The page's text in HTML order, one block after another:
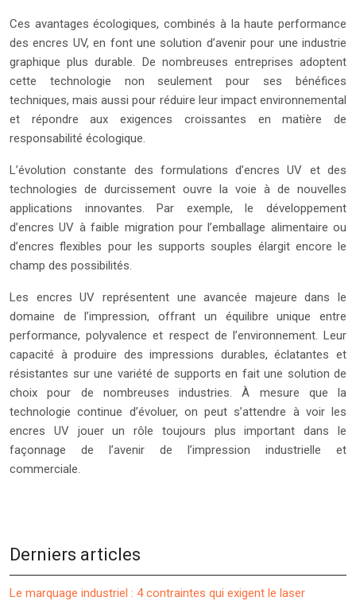
Ces avantages écologiques, combinés à la haute performance
des encres UV, en font une solution d’avenir pour une industrie
graphique plus durable. De nombreuses entreprises adoptent
cette technologie non seulement pour ses bénéfices
techniques, mais aussi pour réduire leur impact environnemental
et répondre aux exigences croissantes en matière de
responsabilité écologique.
L’évolution constante des formulations d’encres UV et des
technologies de durcissement ouvre la voie à de nouvelles
applications innovantes. Par exemple, le développement
d’encres UV à faible migration pour l’emballage alimentaire ou
d’encres flexibles pour les supports souples élargit encore le
champ des possibilités.
Les encres UV représentent une avancée majeure dans le
domaine de l’impression, offrant un équilibre unique entre
performance, polyvalence et respect de l’environnement. Leur
capacité à produire des impressions durables, éclatantes et
résistantes sur une variété de supports en fait une solution de
choix pour de nombreuses industries. À mesure que la
technologie continue d’évoluer, on peut s’attendre à voir les
encres UV jouer un rôle toujours plus important dans le
façonnage de l’avenir de l’impression industrielle et
commerciale.
Derniers articles
Le marquage industriel : 4 contraintes qui exigent le laser